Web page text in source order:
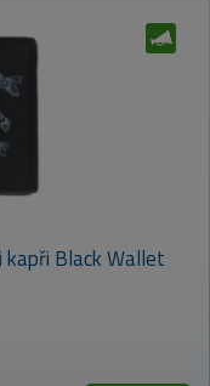
kapři Black Wallet